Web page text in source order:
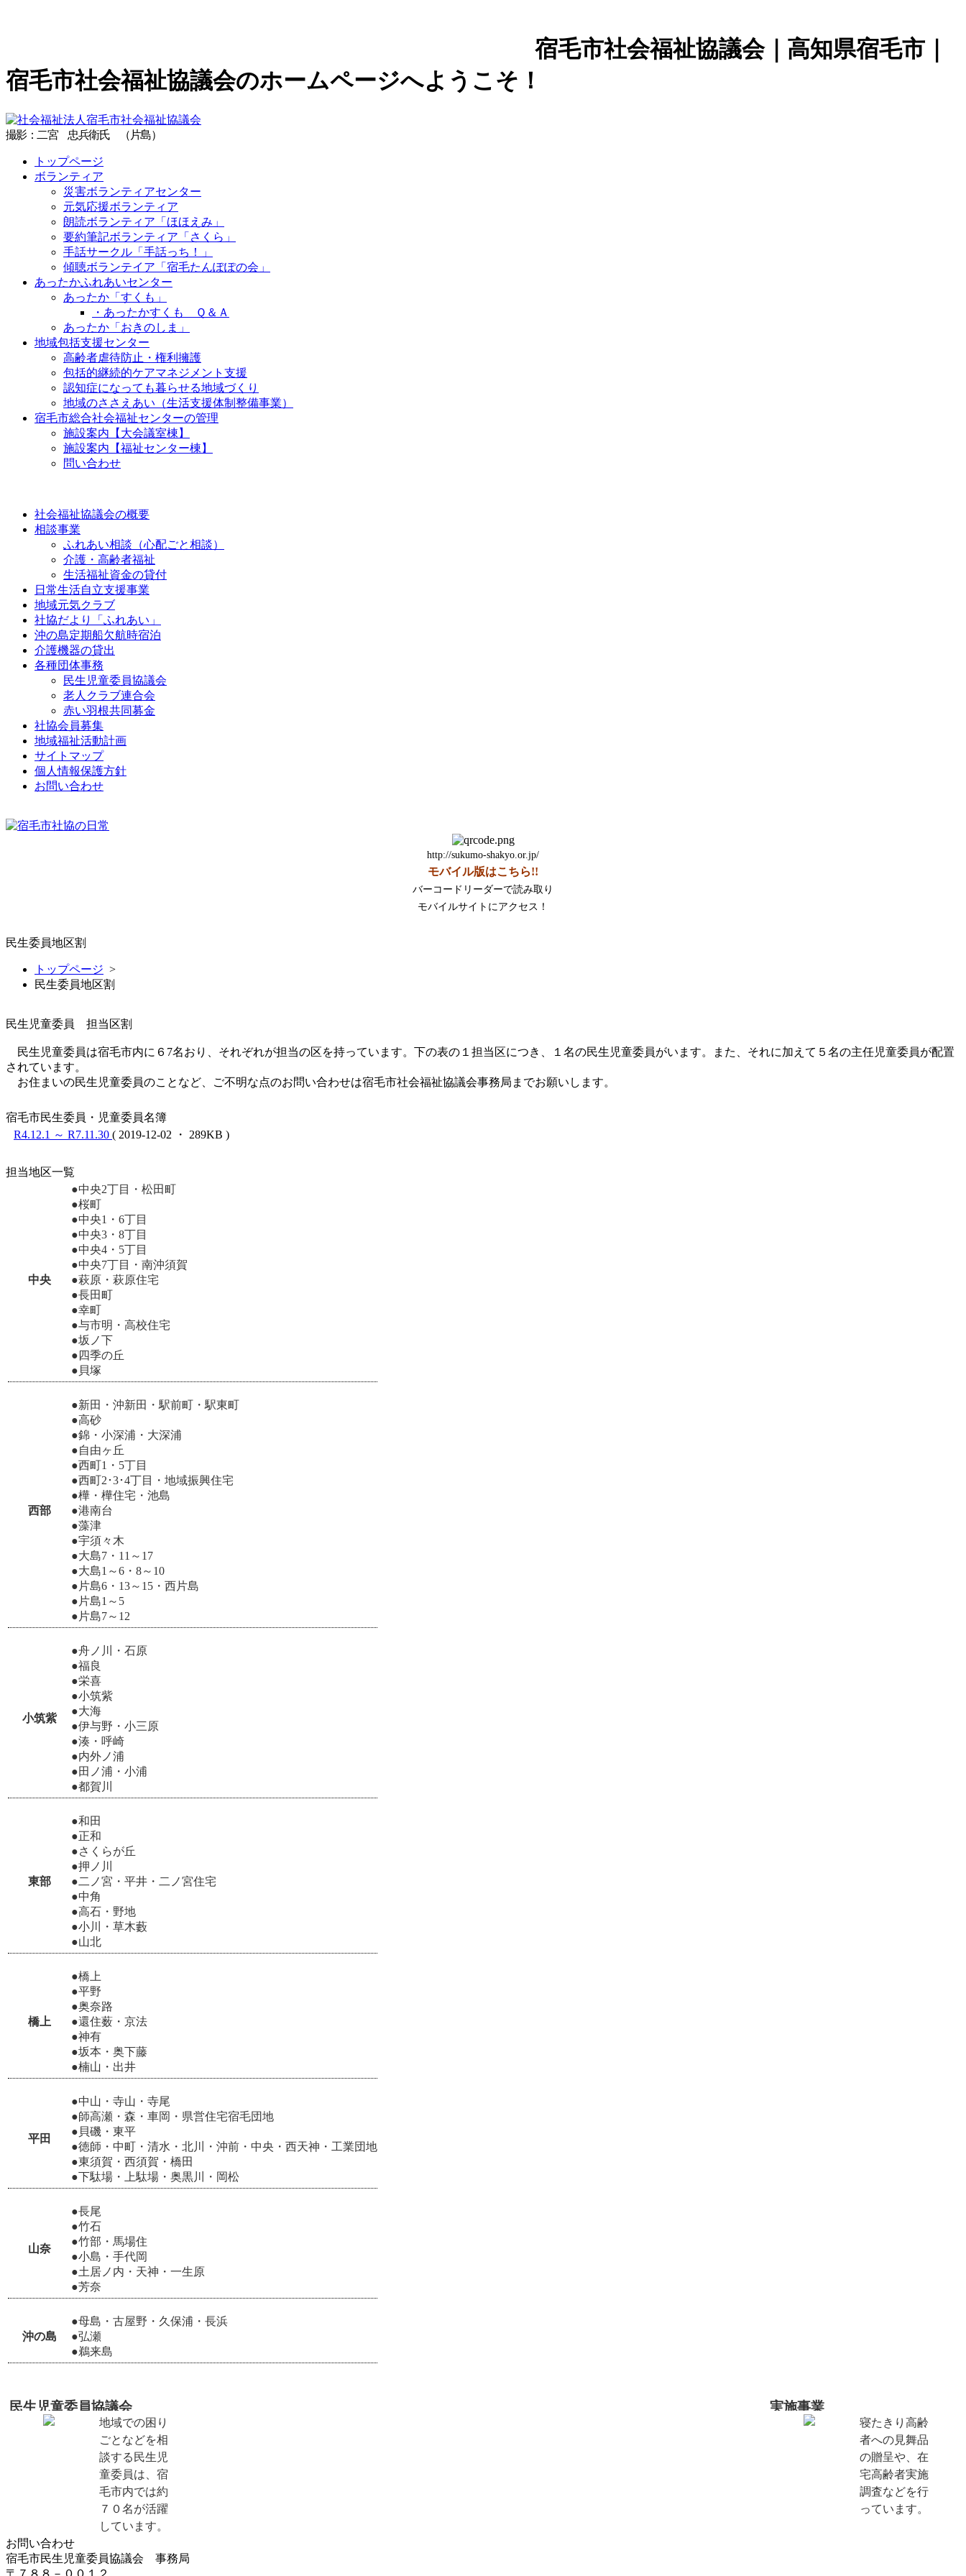
宿毛市社会福祉協議会｜高知県宿毛市｜
宿毛市社会福祉協議会のホームページへようこそ！
撮影：二宮 忠兵衛氏 （片島）
ト​ッ​プ​ペ​ー​ジ​
ボ​ラ​ン​テ​ィ​ア​
災​害​ボ​ラ​ン​テ​ィ​ア​セ​ン​タ​ー​
元​気​応​援​ボ​ラ​ン​テ​ィ​ア​
朗​読​ボ​ラ​ン​テ​ィ​ア​「​ほ​ほ​え​み​」​
要​約​筆​記​ボ​ラ​ン​テ​ィ​ア​「​さ​く​ら​」​
手​話​サ​ー​ク​ル​「​手​話​っ​ち​！​」​
傾​聴​ボ​ラ​ン​テ​イ​ア​「​宿​毛​た​ん​ぽ​ぽ​の​会​」​
あ​っ​た​か​ふ​れ​あ​い​セ​ン​タ​ー​
あ​っ​た​か​「​す​く​も​」​
・あ​っ​た​か​す​く​も​ ​Ｑ​＆​Ａ​
あ​っ​た​か​「​お​き​の​し​ま​」​
地​域​包​括​支​援​セ​ン​タ​ー​
高​齢​者​虐​待​防​止​・​権​利​擁​護​
包​括​的​継​続​的​ケ​ア​マ​ネ​ジ​メ​ン​ト​支​援​
認​知​症​に​な​っ​て​も​暮​ら​せ​る​地​域​づ​く​り​
地​域​の​さ​さ​え​あ​い​（​生​活​支​援​体​制​整​備​事​業​）​
宿​毛​市​総​合​社​会​福​祉​セ​ン​タ​ー​の​管​理​
施​設​案​内​【​大​会​議​室​棟​】​
施​設​案​内​【​福​祉​セ​ン​タ​ー​棟​】​
問​い​合​わ​せ​
社​会​福​祉​協​議​会​の​概​要​
相​談​事​業​
ふ​れ​あ​い​相​談​（​心​配​ご​と​相​談​）​
介​護​・​高​齢​者​福​祉​
生​活​福​祉​資​金​の​貸​付​
日​常​生​活​自​立​支​援​事​業​
地​域​元​気​ク​ラ​ブ​
社​協​だ​よ​り​「​ふ​れ​あ​い​」​
沖​の​島​定​期​船​欠​航​時​宿​泊​
介​護​機​器​の​貸​出​
各​種​団​体​事​務​
民​生​児​童​委​員​協​議​会​
老​人​ク​ラ​ブ​連​合​会​
赤​い​羽​根​共​同​募​金​
社​協​会​員​募​集​
地​域​福​祉​活​動​計​画​
サ​イ​ト​マ​ッ​プ​
個​人​情​報​保​護​方​針​
お​問​い​合​わ​せ​
http://sukumo-shakyo.or.jp/
モバイル版はこちら!!
バーコードリーダーで読み取り
モバイルサイトにアクセス！
民生委員地区割
トップページ >
民生委員地区割
民生児童委員 担当区割
民生児童委員は宿毛市内に６7名おり、それぞれが担当の区を持っています。下の表の１担当区につき、１名の民生児童委員がいます。また、それに加えて５名の主任児童委員が配置
されています。
お住まいの民生児童委員のことなど、ご不明な点のお問い合わせは宿毛市社会福祉協議会事務局までお願いします。
宿毛市民生委員・児童委員名簿
R4.12.1 ～ R7.11.30 ( 2019-12-02 ・ 289KB )
担当地区一覧
中央
●中央2丁目・松田町
●桜町
●中央1・6丁目
●中央3・8丁目
●中央4・5丁目
●中央7丁目・南沖須賀
●萩原・萩原住宅
●長田町
●幸町
●与市明・高校住宅
●坂ノ下
●四季の丘
●貝塚
西部
●新田・沖新田・駅前町・駅東町
●高砂
●錦・小深浦・大深浦
●自由ヶ丘
●西町1・5丁目
●西町2･3･4丁目・地域振興住宅
●樺・樺住宅・池島
●港南台
●藻津
●宇須々木
●大島7・11～17
●大島1～6・8～10
●片島6・13～15・西片島
●片島1～5
●片島7～12
小筑紫
●舟ノ川・石原
●福良
●栄喜
●小筑紫
●大海
●伊与野・小三原
●湊・呼崎
●内外ノ浦
●田ノ浦・小浦
●都賀川
東部
●和田
●正和
●さくらが丘
●押ノ川
●二ノ宮・平井・二ノ宮住宅
●中角
●高石・野地
●小川・草木藪
●山北
橋上
●橋上
●平野
●奥奈路
●還住薮・京法
●神有
●坂本・奥下藤
●楠山・出井
平田
●中山・寺山・寺尾
●師高瀬・森・車岡・県営住宅宿毛団地
●貝磯・東平
●徳師・中町・清水・北川・沖前・中央・西天神・工業団地
●東須賀・西須賀・橋田
●下駄場・上駄場・奥黒川・岡松
山奈
●長尾
●竹石
●竹部・馬場住
●小島・手代岡
●土居ノ内・天神・一生原
●芳奈
沖の島
●母島・古屋野・久保浦・長浜
●弘瀬
●鵜来島
民生児童委員協議会
地域での困り
ごとなどを相
談する民生児
童委員は、宿
毛市内では約
７０名が活躍
しています。
実施事業
寝たきり高齢
者への見舞品
の贈呈や、在
宅高齢者実施
調査などを行
っています。
お問い合わせ
宿毛市民生児童委員協議会 事務局
〒７８８－００１２